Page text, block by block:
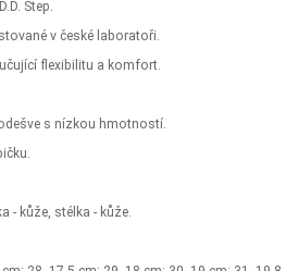
Step.
v české laboratoři.
flexibilitu a komfort.
s nízkou hmotností.
- kůže, stélka - kůže.